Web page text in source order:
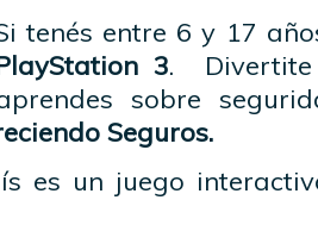
tenés entre 6 y 17
3. Divertite
sobre
Seguros.
es un juego